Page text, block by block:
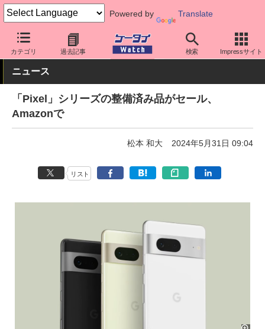
Powered by Translate
カテゴリ 過去記事 検索 Impressサイト
ケータイ Watch OS Android Pixel
ニュース
「Pixel」シリーズの整備済み品がセール、
Amazonで
松本 和大 2024年5月31日 09:04
リスト